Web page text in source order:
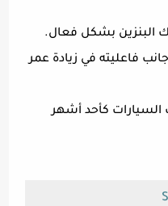
البنزين بشكل فعال.
فاعليته في زيادة عمر
السيارات كأحد أشهر